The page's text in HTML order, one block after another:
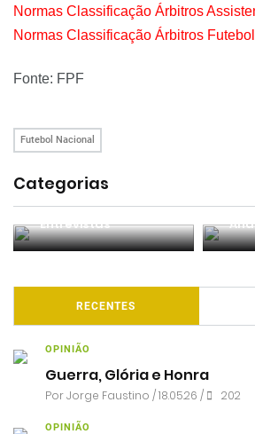
Normas Classificação Árbitros
Normas Classificação Árbitros
Fonte: FPF
Futebol Nacional
Categorias
Entrevistas
RECENTES
OPINIÃO
Guerra, Glória e Honra
PorJorge Faustino / 18.05.26 / 202
OPINIÃO